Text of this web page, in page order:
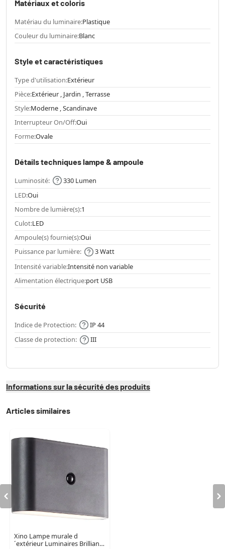
Matériaux et coloris
Matériau du luminaire:Plastique
Couleur du luminaire:Blanc
Style et caractéristiques
Type d'utilisation:Extérieur
Pièce:Extérieur , Jardin , Terrasse
Style:Moderne , Scandinave
Interrupteur On/Off:Oui
Forme:Ovale
Détails techniques lampe & ampoule
Luminosité:
330 Lumen
LED:Oui
Nombre de lumière(s):1
Culot:LED
Ampoule(s) fournie(s):Oui
Puissance par lumière:
3 Watt
Intensité variable:Intensité non variable
Alimentation électrique:port USB
Sécurité
Indice de Protection:
IP 44
Classe de protection:
III
Informations sur la sécurité des produits
Articles similaires
Xino Lampe murale d
´extérieur Luminaires Brilliant